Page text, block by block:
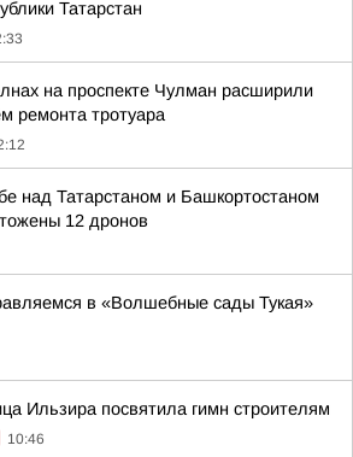
Татарстан
на проспекте Чулман расширили
ремонта тротуара
над Татарстаном и Башкортостаном
12 дронов
в «Волшебные сады Тукая»
Ильзира посвятила гимн строителям
10:46